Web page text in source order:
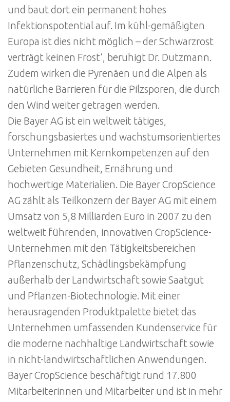
und baut dort ein permanent hohes
Infektionspotential auf. Im kühl-gemäßigten
Europa ist dies nicht möglich – der Schwarzrost
verträgt keinen Frost‘, beruhigt Dr. Dutzmann.
Zudem wirken die Pyrenäen und die Alpen als
natürliche Barrieren für die Pilzsporen, die durch
den Wind weiter getragen werden.
Die Bayer AG ist ein weltweit tätiges,
forschungsbasiertes und wachstumsorientiertes
Unternehmen mit Kernkompetenzen auf den
Gebieten Gesundheit, Ernährung und
hochwertige Materialien. Die Bayer CropScience
AG zählt als Teilkonzern der Bayer AG mit einem
Umsatz von 5,8 Milliarden Euro in 2007 zu den
weltweit führenden, innovativen CropScience-
Unternehmen mit den Tätigkeitsbereichen
Pflanzenschutz, Schädlingsbekämpfung
außerhalb der Landwirtschaft sowie Saatgut
und Pflanzen-Biotechnologie. Mit einer
herausragenden Produktpalette bietet das
Unternehmen umfassenden Kundenservice für
die moderne nachhaltige Landwirtschaft sowie
in nicht-landwirtschaftlichen Anwendungen.
Bayer CropScience beschäftigt rund 17.800
Mitarbeiterinnen und Mitarbeiter und ist in mehr